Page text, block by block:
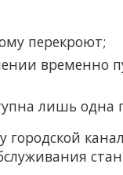
перекроют;
временно
лишь одна